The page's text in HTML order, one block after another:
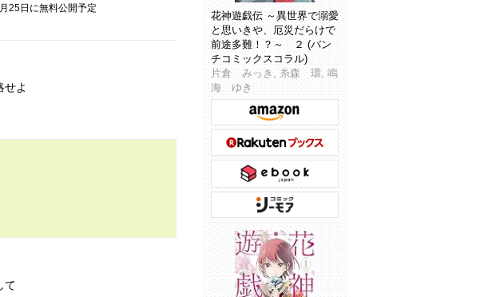
25日 に無料公開予定
よ
て
花神遊戯伝 ～異世界で溺愛
と思いきや、厄災だらけで
前途多難！？～ ２ (バン
チコミックスコラル)
片倉 みっき, 糸森 環, 鳴
海 ゆき